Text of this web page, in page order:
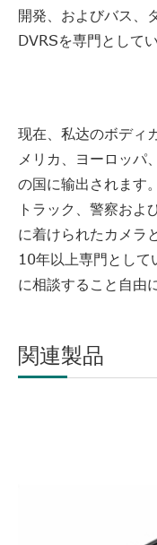
開発、およびバス、
DVRSを専門として
现在、私达のボディ
メリカ、ヨーロッパ
の国に输出されます
トラック、警察およ
に着けられたカメラ
10年以上専門として
に相談すること自由
関連製品